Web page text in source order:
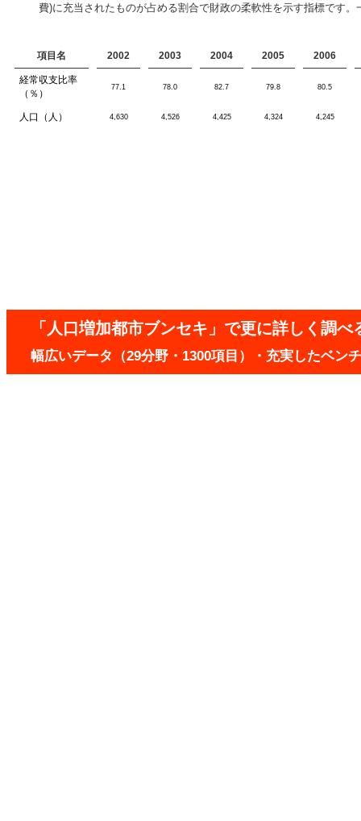
費)に充当されたものが占める割合で財政の柔軟性を示す指標です
項目名 2002 2003 2004 2005 2006
経常収支比率
（％）
77.1 78.0 82.7 79.8 80.5
人口（人） 4,630 4,526 4,425 4,324 4,245
「人口増加都市ブンセキ」で更に詳しく調べ
幅広いデータ（29分野・1300項目）・充実したベン